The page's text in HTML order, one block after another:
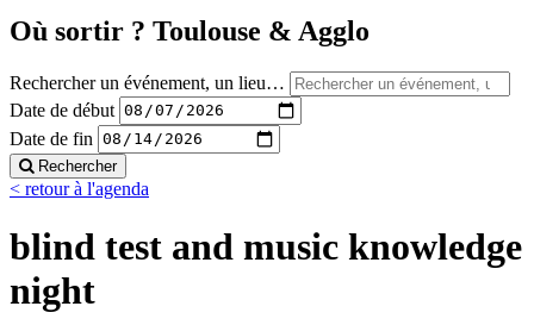
Où sortir ? Toulouse & Agglo
Rechercher un événement, un lieu…
Date de début
Date de fin
Rechercher
< retour à l'agenda
blind test and music knowledge
night